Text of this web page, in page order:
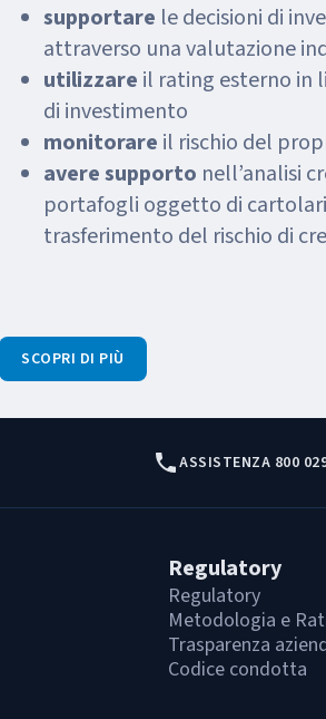
supportare le decisioni di
attraverso una valutazione
utilizzare il rating esterno in
di investimento
monitorare il rischio del
averesupporto nell’analisi
portafogli oggetto di
trasferimento del rischio di
SCOPRI DI PIÙ
ASSISTENZA 800
Regulatory
Regulatory
Metodologia e
Trasparenza
Codice condotta